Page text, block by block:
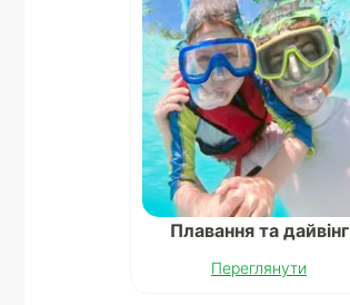
Плавання та дайвінг
Переглянути